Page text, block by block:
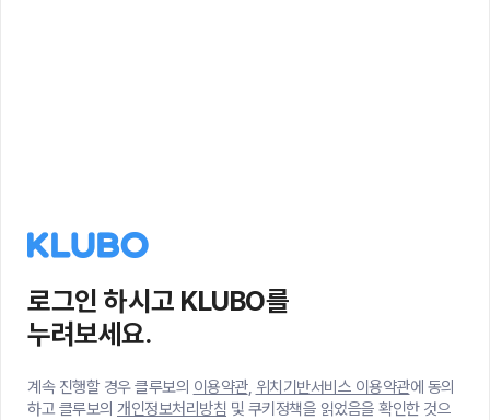
로그인 하시고 KLUBO를
누려보세요.
계속 진행할 경우 클루보의 이용약관, 위치기반서비스 이용약관에 동의
하고 클루보의 개인정보처리방침 및 쿠키정책을 읽었음을 확인한 것으